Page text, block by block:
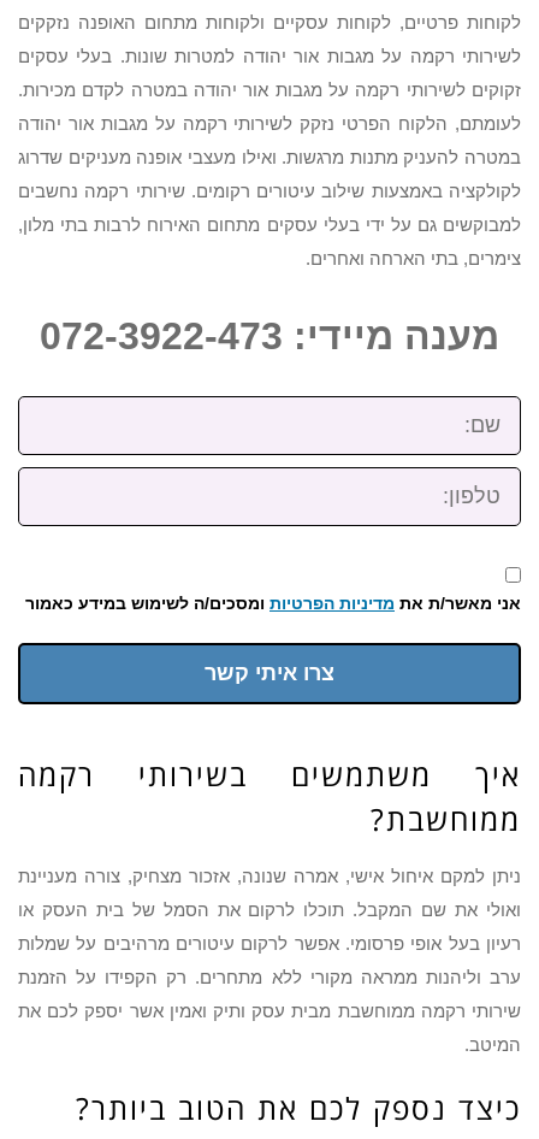
לקוחות פרטיים, לקוחות עסקיים ולקוחות מתחום האופנה נזקקים
לשירותי רקמה על מגבות אור יהודה למטרות שונות. בעלי עסקים
זקוקים לשירותי רקמה על מגבות אור יהודה במטרה לקדם מכירות.
לעומתם, הלקוח הפרטי נזקק לשירותי רקמה על מגבות אור יהודה
במטרה להעניק מתנות מרגשות. ואילו מעצבי אופנה מעניקים שדרוג
לקולקציה באמצעות שילוב עיטורים רקומים. שירותי רקמה נחשבים
למבוקשים גם על ידי בעלי עסקים מתחום האירוח לרבות בתי מלון,
צימרים, בתי הארחה ואחרים.
מענה מיידי: 072-3922-473
שם:
טלפון:
אני מאשר/ת את מדיניות הפרטיות ומסכים/ה לשימוש במידע כאמור
צרו איתי קשר
איך משתמשים בשירותי רקמה
ממוחשבת?
ניתן למקם איחול אישי, אמרה שנונה, אזכור מצחיק, צורה מעניינת
ואולי את שם המקבל. תוכלו לרקום את הסמל של בית העסק או
רעיון בעל אופי פרסומי. אפשר לרקום עיטורים מרהיבים על שמלות
ערב וליהנות ממראה מקורי ללא מתחרים. רק הקפידו על הזמנת
שירותי רקמה ממוחשבת מבית עסק ותיק ואמין אשר יספק לכם את
המיטב.
כיצד נספק לכם את הטוב ביותר?